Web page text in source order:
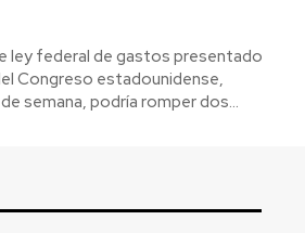
ley federal de gastos presentado
Congreso estadounidense,
semana, podría romper dos...